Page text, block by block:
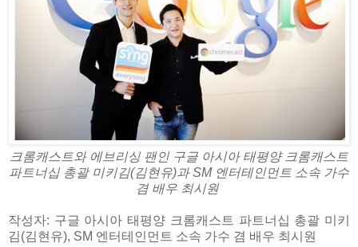
크롬캐스트와 에브리싱 팬인 구글 아시아 태평양 크롬캐스트
파트너십 총괄 미키김(김현유)과 SM 엔터테인먼트 소속 가수
겸 배우 최시원
작성자: 구글 아시아 태평양 크롬캐스트 파트너십 총괄 미키
김(김현유), SM 엔터테인먼트 소속 가수 겸 배우 최시원